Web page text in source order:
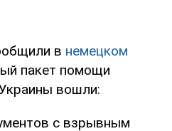
в немецком
пакет помощи
вошли:
с взрывным